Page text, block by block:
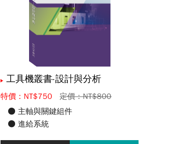
工具機叢書-設計與分析
特價：NT$750
定價：NT$800
● 主軸與關鍵組件
● 進給系統